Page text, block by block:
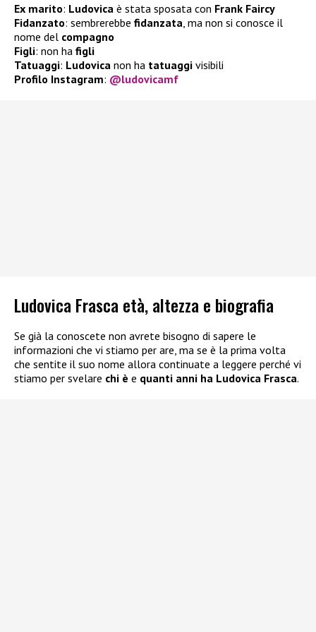
Ex marito: Ludovica è stata sposata con Frank Faircy
Fidanzato: sembrerebbe fidanzata , ma non si conosce il
nome del compagno
Figli: non ha figli
Tatuaggi: Ludovica non ha tatuaggi visibili
Profilo Instagram: @ludovicamf
Ludovica Frasca età, altezza e biografia
Se già la conoscete non avrete bisogno di sapere le
informazioni che vi stiamo per are, ma se è la prima volta
che sentite il suo nome allora continuate a leggere perché vi
stiamo per svelare chi è e quanti anni ha Ludovica Frasca.